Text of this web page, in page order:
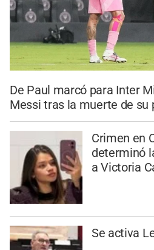
De Paul marcó para Inter
Messi tras la muerte de su
Crimen en
determinó
a Victoria
Se activa